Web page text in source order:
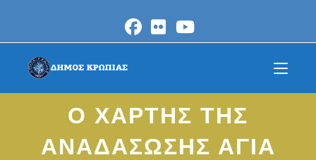
content
O XAΡΤΗΣ ΤΗΣ
ΑΝΑΔΑΣΩΣΗΣ ΑΓΙΑ